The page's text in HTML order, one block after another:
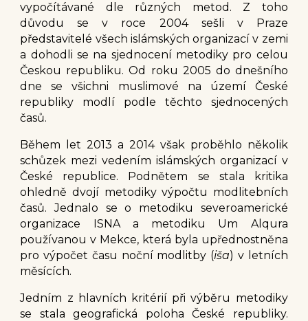
vypočítávané dle různých metod. Z toho
důvodu se v roce 2004 sešli v Praze
představitelé všech islámských organizací v zemi
a dohodli se na sjednocení metodiky pro celou
Českou republiku. Od roku 2005 do dnešního
dne se všichni muslimové na území České
republiky modlí podle těchto sjednocených
časů.
Během let 2013 a 2014 však proběhlo několik
schůzek mezi vedením islámských organizací v
České republice. Podnětem se stala kritika
ohledně dvojí metodiky výpočtu modlitebních
časů. Jednalo se o metodiku severoamerické
organizace ISNA a metodiku Um Alqura
používanou v Mekce, která byla upřednostněna
pro výpočet času noční modlitby (iša) v letních
měsících.
Jedním z hlavních kritérií při výběru metodiky
se stala geografická poloha České republiky.